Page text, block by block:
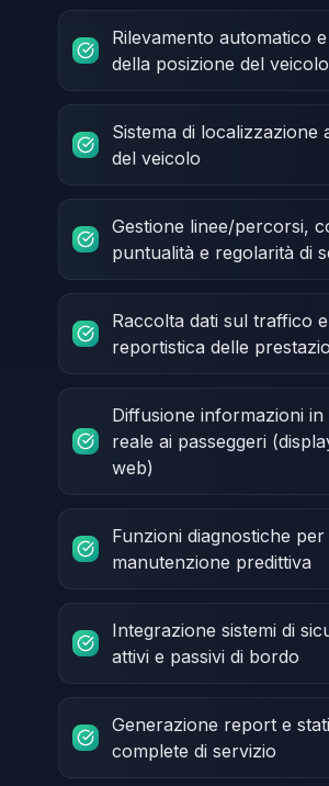
Rilevamento automatico
della posizione del veicolo
Sistema di localizzazione
del veicolo
Gestione linee/percorsi,
puntualità e regolarità di
Raccolta dati sul traffico e
reportistica delle
Diffusione informazioni in
reale ai passeggeri
web)
Funzioni diagnostiche per
manutenzione predittiva
Integrazione sistemi di
attivi e passivi di bordo
Generazione report e
complete di servizio